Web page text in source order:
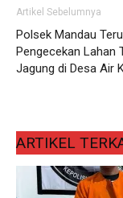
Artikel Sebelumnya
Polsek Mandau
Pengecekan Lahan
Jagung di Desa Air
ARTIKEL